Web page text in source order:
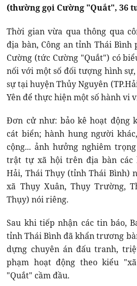
(thường gọi Cường "Quắt", 36
Thời gian vừa qua thông qua
địa bàn, Công an tỉnh Thái Bình
Cường (tức Cường "Quắt") có
nối với một số đối tượng hình
sự tại huyện Thủy Nguyên
Yên để thực hiện một số hành vi
Đơn cử như: bảo kê hoạt động
cát biển; hành hung người
cộng... ảnh hưởng nghiêm
trật tự xã hội trên địa bàn các
Hải, Thái Thụy (tỉnh Thái Bình)
xã Thụy Xuân, Thụy Trường,
Thụy) nói riêng.
Sau khi tiếp nhận các tin báo,
tỉnh Thái Bình đã khẩn trương
dựng chuyên án đấu tranh,
phạm hoạt động theo kiểu
"Quắt" cầm đầu.